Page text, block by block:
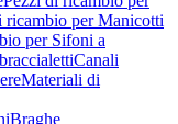
ricambio per Manicotti
per Sifoni a
Canali
Materiali di
Braghe